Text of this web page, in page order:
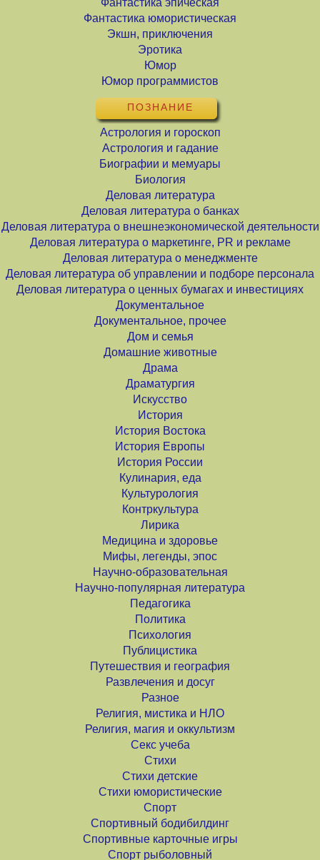
Фантастика эпическая
Фантастика юмористическая
Экшн, приключения
Эротика
Юмор
Юмор программистов
ПОЗНАНИЕ
Астрология и гороскоп
Астрология и гадание
Биографии и мемуары
Биология
Деловая литература
Деловая литература о банках
Деловая литература о внешнеэкономической деятельности
Деловая литература о маркетинге, PR и рекламе
Деловая литература о менеджменте
Деловая литература об управлении и подборе персонала
Деловая литература о ценных бумагах и инвестициях
Документальное
Документальное, прочее
Дом и семья
Домашние животные
Драма
Драматургия
Искусство
История
История Востока
История Европы
История России
Кулинария, еда
Культурология
Контркультура
Лирика
Медицина и здоровье
Мифы, легенды, эпос
Научно-образовательная
Научно-популярная литература
Педагогика
Политика
Психология
Публицистика
Путешествия и география
Развлечения и досуг
Разное
Религия, мистика и НЛО
Религия, магия и оккультизм
Секс учеба
Стихи
Стихи детские
Стихи юмористические
Спорт
Спортивный бодибилдинг
Спортивные карточные игры
Спорт рыболовный